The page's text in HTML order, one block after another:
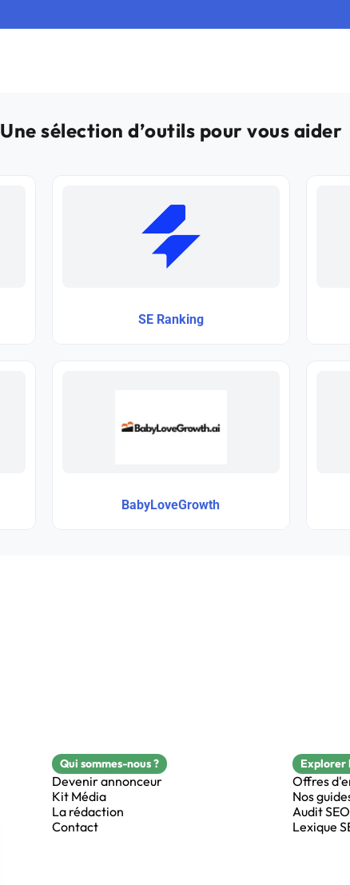
Une sélection d’outils pour vous aider
SE Ranking
BabyLoveGrowth
Qui sommes-nous ?
Devenir annonceur
Kit Média
La rédaction
Contact
Explorer
Offres
Nos
Audit SEO
Lexique